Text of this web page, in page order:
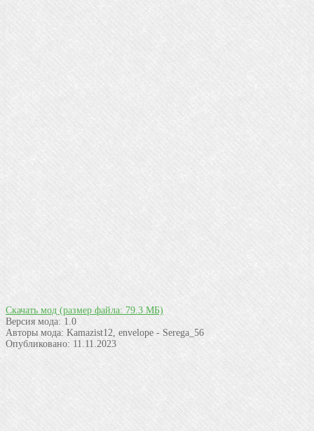
Скачать мод(размер файла: 79.3 МБ)
Версия мода: 1.0
Авторы мода: Kamazist12, envelope - Serega_56
Опубликовано: 11.11.2023